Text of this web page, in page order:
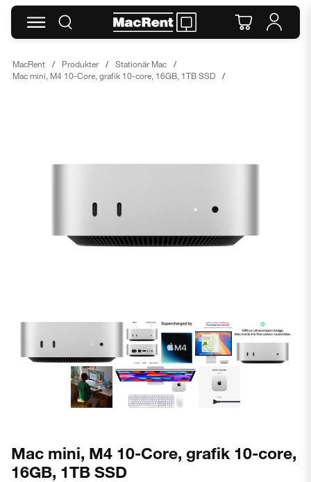
MacRent Produkter
Stationär Mac
Mac mini, M4 10-Core, grafik 10-core, 16GB, 1TB SSD
Mac mini, M4 10-Core, grafik 10-core,
16GB, 1TB SSD